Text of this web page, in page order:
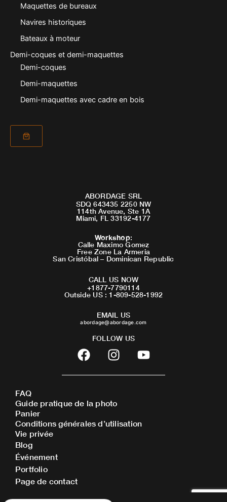
Maquettes de bureaux
Navires historiques
Bateaux à moteur
Demi-coques et demi-maquettes
Demi-coques
Demi-maquettes
Demi-maquettes avec cadre en bois
ABORDAGE SRL
SDQ 643435 2250 NW
114th Avenue, Ste 1A
Miami, FL 33192-4177
Workshop:
Calle Maximo Gomez
Free Zone La Armeria
San Cristóbal – Dominican Republic
CALL US NOW
+1877-7790114
Outside US : 1-809-528-1992
EMAIL US
abordage@abordage.com
FOLLOW US
F
a
c
b
o
o
I
n
s
a
g
r
Y
o
u
FAQ
Guide pratique de la photo
Panier
Conditions générales d’utilisation
Vie privée
Blog
Événement
Portfolio
Page de contact